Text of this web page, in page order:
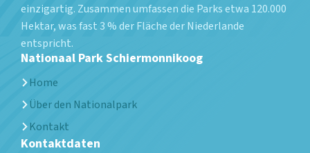
einzigartig. Zusammen umfassen die Parks etwa 120.000
Hektar, was fast 3 % der Fläche der Niederlande
entspricht.
Nationaal Park Schiermonnikoog
Home
Über den Nationalpark
Kontakt
Kontaktdaten